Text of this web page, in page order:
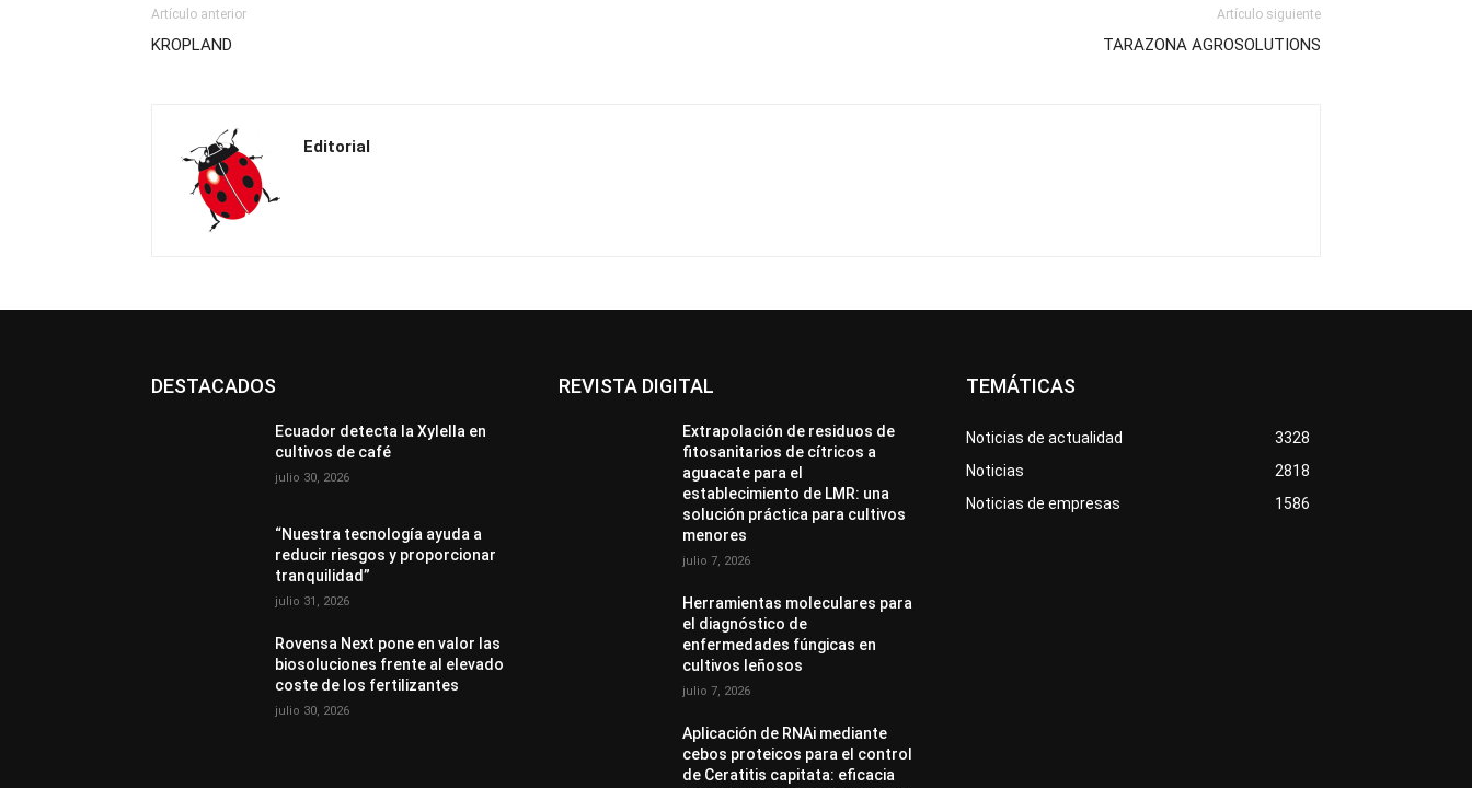
Artículo anterior
KROPLAND
Artículo siguiente
TARAZONA AGROSOLUTIONS
Editorial
DESTACADOS
Ecuador detecta la Xylella en
cultivos de café
julio 30, 2026
“Nuestra tecnología ayuda a
reducir riesgos y proporcionar
tranquilidad”
julio 31, 2026
Rovensa Next pone en valor las
biosoluciones frente al elevado
coste de los fertilizantes
julio 30, 2026
REVISTA DIGITAL
Extrapolación de residuos de
fitosanitarios de cítricos a
aguacate para el
establecimiento de LMR: una
solución práctica para cultivos
menores
julio 7, 2026
Herramientas moleculares para
el diagnóstico de
enfermedades fúngicas en
cultivos leñosos
julio 7, 2026
Aplicación de RNAi mediante
cebos proteicos para el control
de Ceratitis capitata: eficacia
TEMÁTICAS
Noticias de actualidad
3328
Noticias
2818
Noticias de empresas
1586